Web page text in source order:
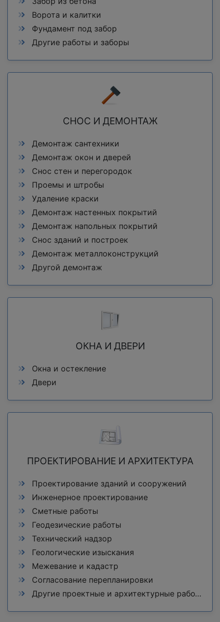
Ворота и калитки
Фундамент под забор
Другие работы и заборы
СНОС И ДЕМОНТАЖ
Демонтаж сантехники
Демонтаж окон и дверей
Снос стен и перегородок
Проемы и штробы
Удаление краски
Демонтаж настенных покрытий
Демонтаж напольных покрытий
Снос зданий и построек
Демонтаж металлоконструкций
Другой демонтаж
ОКНА И ДВЕРИ
Окна и остекление
Двери
ПРОЕКТИРОВАНИЕ И АРХИТЕКТУРА
Проектирование зданий и сооружений
Инженерное проектирование
Сметные работы
Геодезические работы
Технический надзор
Геологические изыскания
Межевание и кадастр
Согласование перепланировки
Другие проектные и архитектурные работы